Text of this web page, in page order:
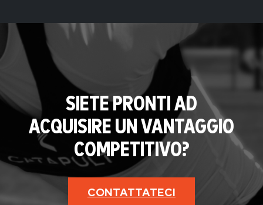
SIETE PRONTI AD
ACQUISIRE UN VANTAGGIO
COMPETITIVO?
CONTATTATECI